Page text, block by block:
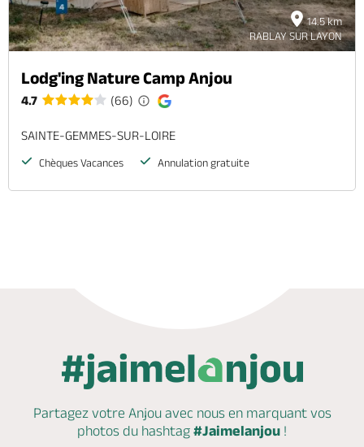
14.5 km
RABLAY SUR LAYON
Lodg'ing Nature Camp Anjou
4.7 (66)
SAINTE-GEMMES-SUR-LOIRE
Chèques Vacances Annulation gratuite
Partagez votre Anjou avec nous en marquantvos
photos du hashtag #Jaimelanjou !